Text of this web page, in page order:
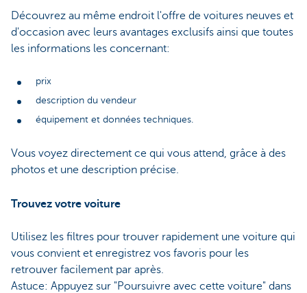
Découvrez au même endroit l'offre de voitures neuves et
d'occasion avec leurs avantages exclusifs ainsi que toutes
les informations les concernant:
prix
description du vendeur
équipement et données techniques.
Vous voyez directement ce qui vous attend, grâce à des
photos et une description précise.
Trouvez votre voiture
Utilisez les filtres pour trouver rapidement une voiture qui
vous convient et enregistrez vos favoris pour les
retrouver facilement par après.
Astuce: Appuyez sur "Poursuivre avec cette voiture" dans